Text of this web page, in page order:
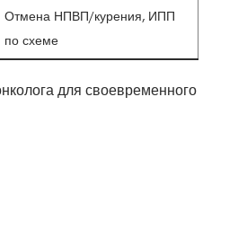
Отмена НПВП/курения, ИПП
по схеме
для своевременного